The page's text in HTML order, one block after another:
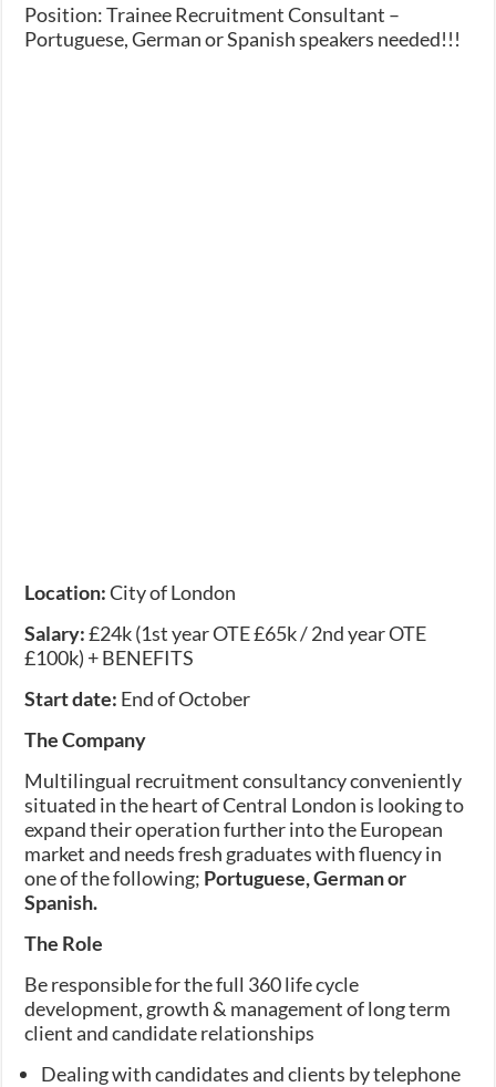
Position: Trainee Recruitment Consultant –
Portuguese, German or Spanish speakers needed!!!
Location:City of London
Salary:£24k (1st year OTE £65k / 2nd year OTE
£100k) + BENEFITS
Start date: End of October
The Company
Multilingual recruitment consultancy conveniently
situated in the heart of Central London is looking to
expand their operation further into the European
market and needs fresh graduates with fluency in
one of the following; Portuguese, German or
Spanish.
The Role
Be responsible for the full 360 life cycle
development, growth & management of long term
client and candidate relationships
Dealing with candidates and clients by telephone